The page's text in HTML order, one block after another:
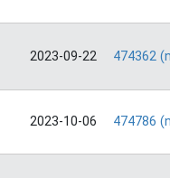
2023-09-22 474362
2023-10-06 474786